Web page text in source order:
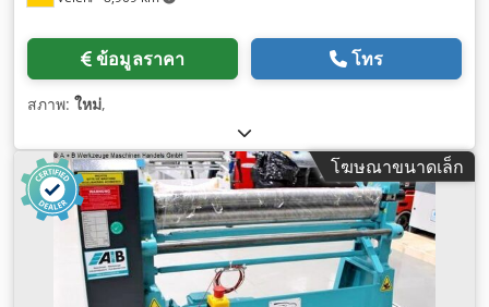
ข้อมูลราคา โทร
สภาพ: ใหม่,
โฆษณาขนาดเล็ก